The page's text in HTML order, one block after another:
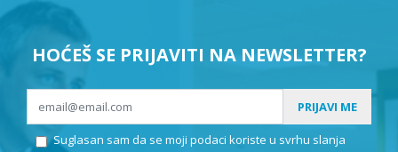
HOĆEŠ SE PRIJAVITI NA NEWSLETTER?
PRIJAVI ME
Suglasan sam da se moji podaci koriste u svrhu slanja